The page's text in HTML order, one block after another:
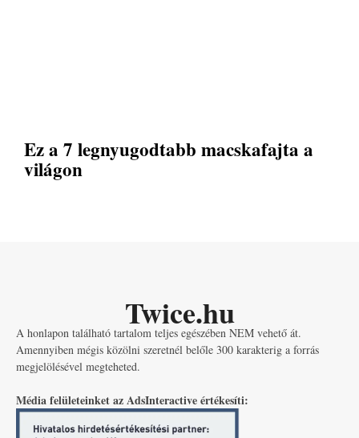
Ez a 7 legnyugodtabb macskafajta a
világon
Twice.hu
A honlapon található tartalom teljes egészében NEM vehető át.
Amennyiben mégis közölni szeretnél belőle 300 karakterig a forrás
megjelölésével megteheted.
Média felületeinket az AdsInteractive értékesíti: